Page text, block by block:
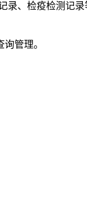
、检疫检测记
管理。